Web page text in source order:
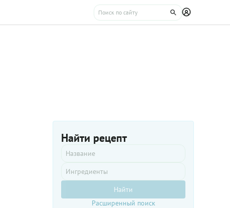
Найти рецепт
Найти
Расширенный поиск